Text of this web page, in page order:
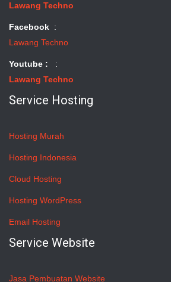
Lawang Techno
Facebook :
Lawang Techno
Youtube :
:
Lawang Techno
Service Hosting
Hosting Murah
Hosting Indonesia
Cloud Hosting
Hosting WordPress
Email Hosting
Service Website
Jasa Pembuatan Website